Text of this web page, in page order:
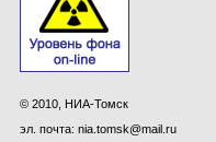
© 2010, НИА-Томск
эл. почта: nia.tomsk@mail.ru